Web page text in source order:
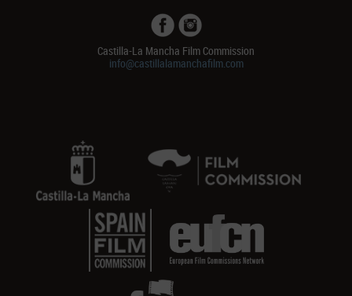
Castilla-La Mancha Film Commission
info@castillalamanchafilm.com